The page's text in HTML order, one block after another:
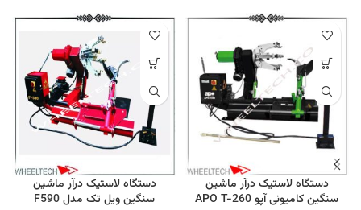
دستگاه لاستیک درآر ماشین
سنگین کامیونی آپو APO T-260
دستگاه لاستیک درآر ماشین
سنگین ویل تک مدل F590